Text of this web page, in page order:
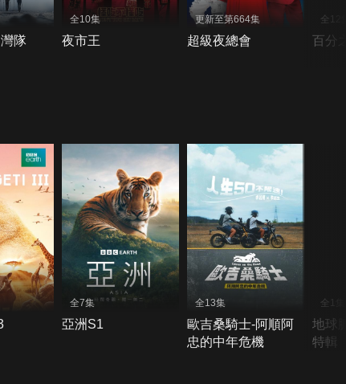
隊
全10集
夜市王
更新至第664集
超級夜總會
全12
百分
全7集
亞洲S1
全13集
歐吉桑騎士-阿順阿
忠的中年危機
全1集
地球
特輯